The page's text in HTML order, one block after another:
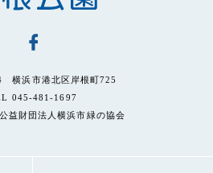
横浜市港北区岸根町725
045-481-1697
益財団法人横浜市緑の協会